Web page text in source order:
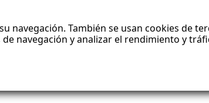
navegación. También se usan cookies de
navegación y analizar el rendimiento y